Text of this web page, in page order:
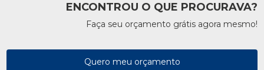
ENCONTROU O QUE PROCURAVA?
Faça seu orçamento grátis agora mesmo!
Quero meu orçamento